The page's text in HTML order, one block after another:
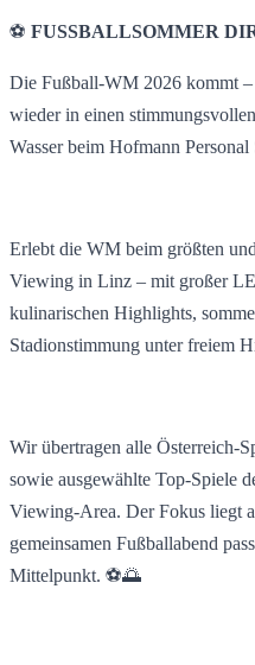
⚽ FUSSBALLSOMMER
Die Fußball-WM 2026 kommt –
wieder in einen
Wasser beim Hofmann
Erlebt die WM beim größten
Viewing in Linz – mit großer
kulinarischen Highlights,
Stadionstimmung unter freiem
Wir übertragen alle Österreich-
sowie ausgewählte Top-Spiele
Viewing-Area. Der Fokus liegt
gemeinsamen Fußballabend
Mittelpunkt. ⚽🌅